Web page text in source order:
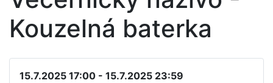
Kouzelná baterka
15.7.2025 17:00 - 15.7.2025 23:59